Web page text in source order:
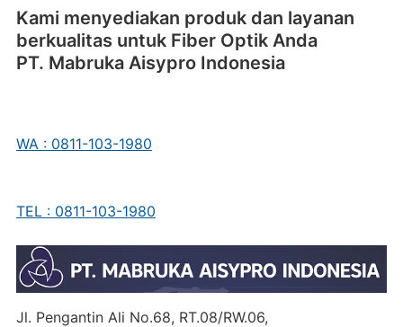
Kami menyediakan produk dan layanan
berkualitas untuk Fiber Optik Anda
PT. Mabruka Aisypro Indonesia
WA : 0811-103-1980
TEL : 0811-103-1980
Jl. Pengantin Ali No.68, RT.08/RW.06,